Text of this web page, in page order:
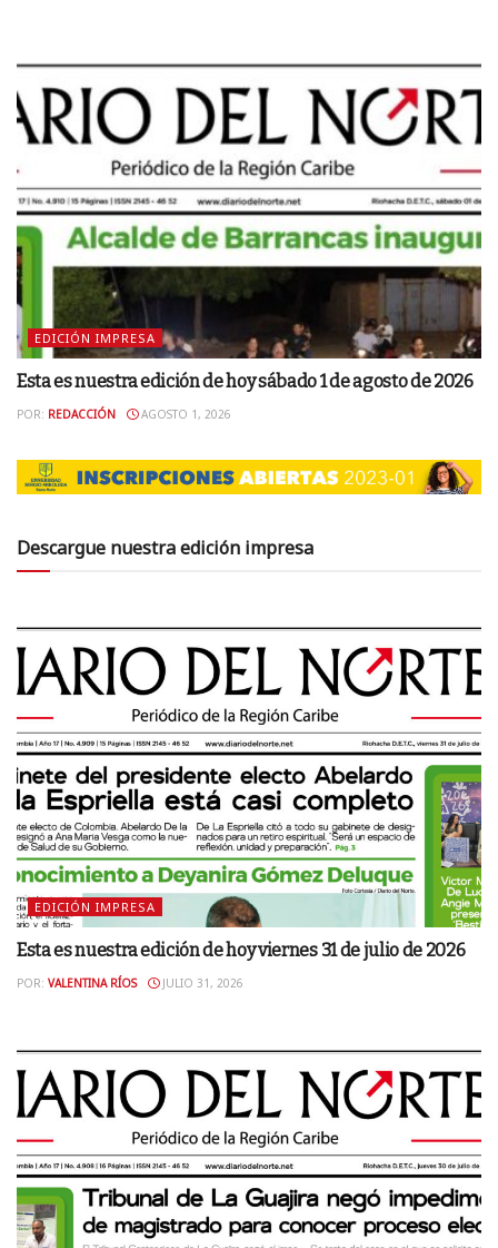
EDICIÓN IMPRESA
Esta es nuestra edición de hoy sábado 1 de agosto de 2026
POR: REDACCIÓN AGOSTO 1, 2026
Descargue nuestra edición impresa
EDICIÓN IMPRESA
Esta es nuestra edición de hoy viernes 31 de julio de 2026
POR: VALENTINA RÍOS JULIO 31, 2026